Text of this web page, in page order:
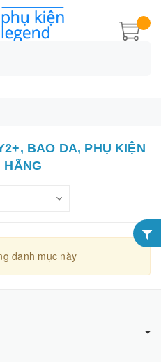
BAO DA, PHỤ KIỆN
HÃNG
danh mục này